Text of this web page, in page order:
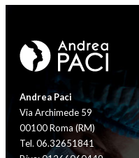
Andrea Paci
Via Archimede 59
00100 Roma (RM)
Tel. 06.32651841